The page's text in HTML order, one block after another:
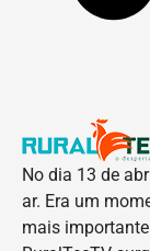
No dia 13 de
ar. Era um
mais